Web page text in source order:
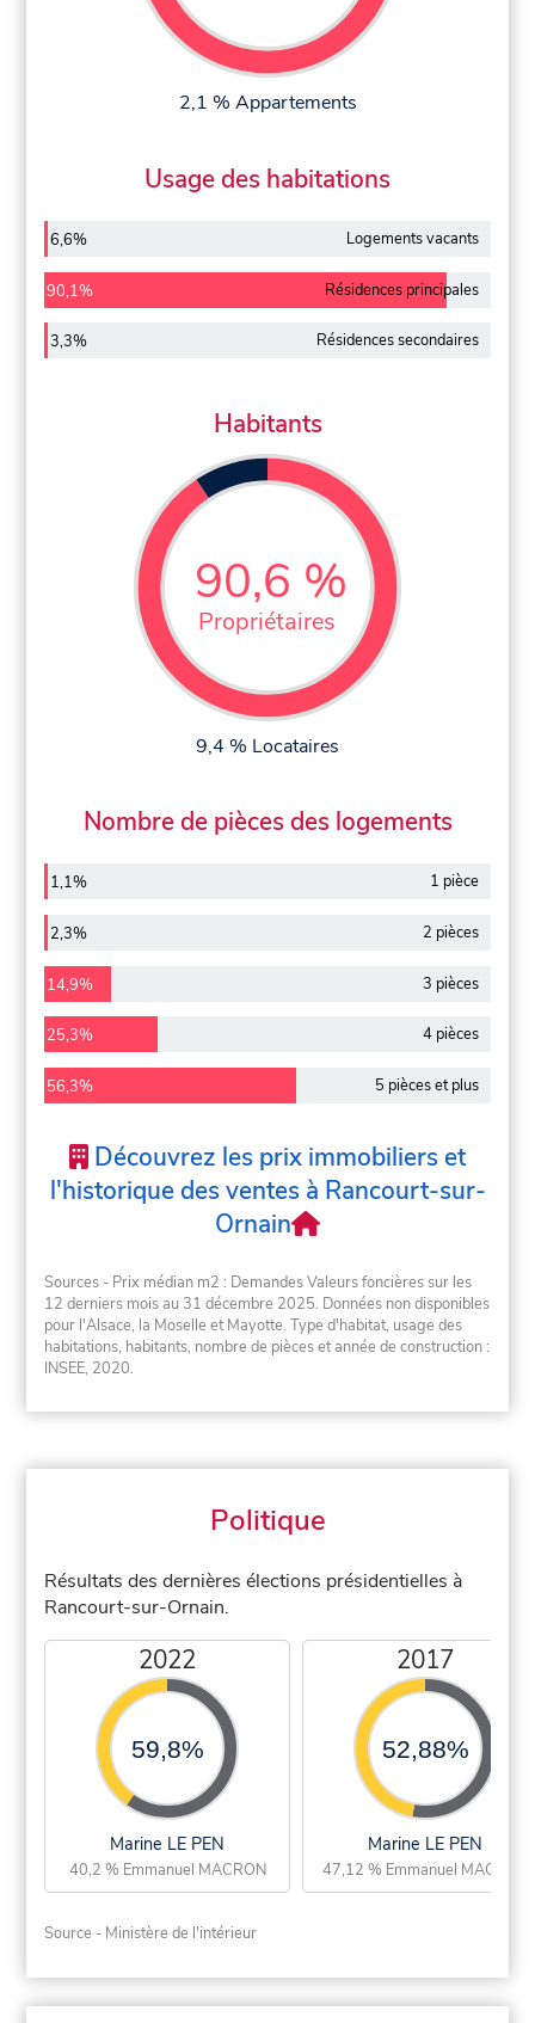
2,1 % Appartements
Usage des habitations
6,6% Logements vacants
90,1% Résidences principales
3,3% Résidences secondaires
Habitants
90,6 %
Propriétaires
9,4 % Locataires
Nombre de pièces des logements
1,1% 1 pièce
2,3% 2 pièces
14,9% 3 pièces
25,3% 4 pièces
56,3% 5 pièces et plus
Découvrez les prix immobiliers et
l'historique des ventes à Rancourt-sur-
Ornain
Sources - Prix médian m2 : Demandes Valeurs foncières sur les
12 derniers mois au 31 décembre 2025. Données non disponibles
pour l'Alsace, la Moselle et Mayotte. Type d'habitat, usage des
habitations, habitants, nombre de pièces et année de construction :
INSEE, 2020.
Politique
Résultats des dernières élections présidentielles à
Rancourt-sur-Ornain.
2022
59,8%
Marine LE PEN
40,2 % Emmanuel MACRON
2017
52,88%
Marine LE PEN
47,12 % Emmanuel MACRON
Source - Ministère de l'intérieur